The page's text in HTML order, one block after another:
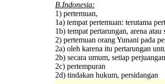
B.Indonesia:
1) pertemuan,
1a) tempat pertemuan: terutama
1b) tempat pertarungan, arena atau
2) pertemuan orang Yunani pada
2a) oleh karena itu pertarungan
2b) secara umum, setiap
2c) pertempuran
2d) tindakan hukum, persidangan